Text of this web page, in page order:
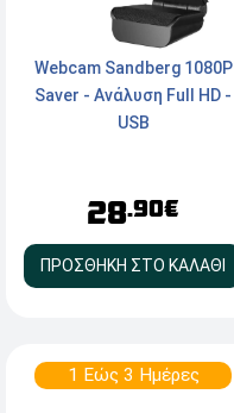
Webcam Sandberg 1080P
Saver - Ανάλυση Full HD -
USB
28.90€
ΠΡΟΣΘΗΚΗ ΣΤΟ ΚΑΛΑΘΙ
1 Εώς 3 Ημέρες